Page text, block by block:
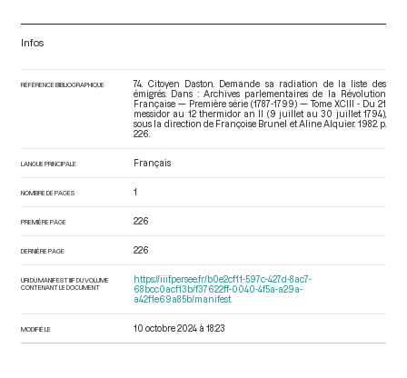
Infos
RÉFÉRENCE BIBLIOGRAPHIQUE
74. Citoyen Daston. Demande sa radiation de la liste des
émigrés. Dans : Archives parlementaires de la Révolution
Française — Première série (1787-1799) — Tome XCIII - Du 21
messidor au 12 thermidor an II (9 juillet au 30 juillet 1794),
sous la direction de Françoise Brunel et Aline Alquier. 1982. p.
226.
LANGUE PRINCIPALE Français
NOMBRE DE PAGES 1
PREMIÈRE PAGE 226
DERNIÈRE PAGE 226
URI DU MANIFEST IIIF DU VOLUME
CONTENANT LE DOCUMENT
https://iiif.persee.fr/b0e2cf11-597c-427d-8ac7-
68bcc0acf13b/f37622ff-0040-4f5a-a29a-
a42f1e69a85b/manifest
MODIFIÉ LE 10 octobre 2024 à 18:23